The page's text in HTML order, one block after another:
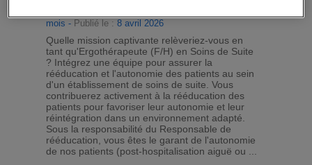
mois - Publié le : 8 avril 2026
Quelle mission captivante relèveriez-vous en
tant qu'Ergothérapeute (F/H) en Soins de Suite
? Intégrez une équipe pour assurer la
rééducation et l'autonomie des patients au sein
d'un établissement de soins de suite. Vous
contribuerez activement à la rééducation des
patients pour favoriser leur autonomie et leur
réintégration dans un environnement adapté.
Sous la responsabilité du Responsable de
rééducation, vous êtes le garant de l'autonomie
de nos patients (post-hospitalisation aiguë ou ...